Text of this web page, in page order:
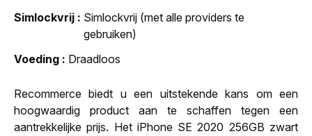
Simlockvrij
Simlockvrij (met alle providers te
gebruiken)
Voeding
Draadloos
Recommerce biedt u een uitstekende kans om een
hoogwaardig product aan te schaffen tegen een
aantrekkelijke prijs. Het iPhone SE 2020 256GB zwart